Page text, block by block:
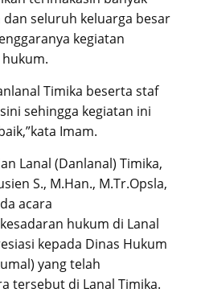
dan seluruh keluarga besar
kegiatan
Timika beserta staf
sehingga kegiatan ini
Imam.
Lanal (Danlanal) Timika,
S., M.Han., M.Tr.Opsla,
acara
hukum di Lanal
kepada Dinas Hukum
yang telah
tersebut di Lanal Timika.